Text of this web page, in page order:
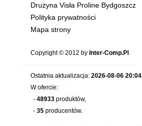
Drużyna Visła Proline Bydgoszcz
Polityka prywatności
Mapa strony
Copyright © 2012 by Inter-Comp.Pl
Ostatnia aktualizacja: 2026-08-06 20:04
W ofercie:
- 48933 produktów,
- 35 producentów.